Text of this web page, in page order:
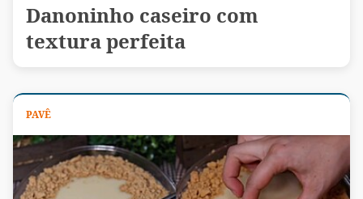
Danoninho caseiro com
textura perfeita
PAVÊ